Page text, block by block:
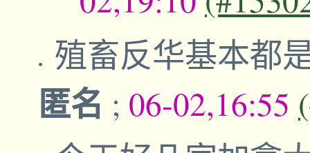
殖畜反华基本都
匿名 ; 06-02,16:55